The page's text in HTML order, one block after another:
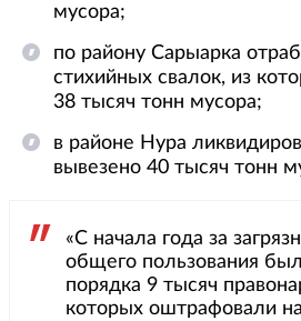
мусора;
по району Сарыарка
стихийных свалок, из
38 тысяч тонн мусора;
в районе Нура
вывезено 40 тысяч тонн
«С начала года за
общего пользования
порядка 9 тысяч
которых оштрафовали